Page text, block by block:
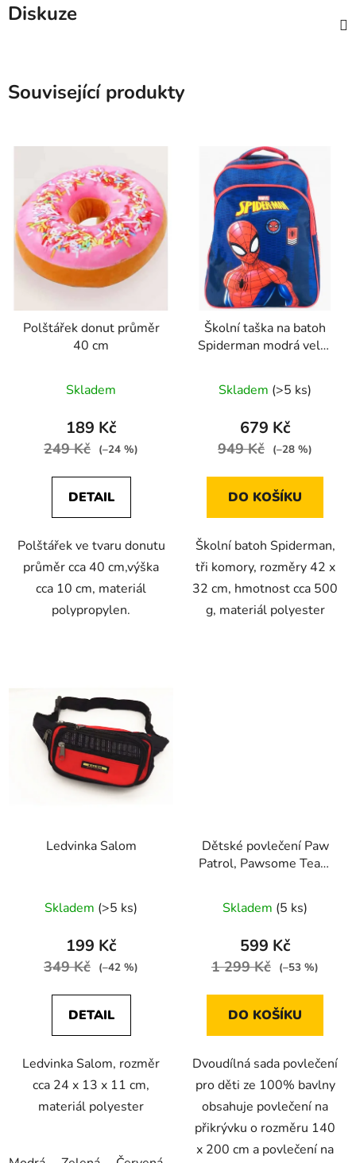
Diskuze
Související produkty
Polštářek donut průměr
40 cm
Skladem
189 Kč
249 Kč (–24 %)
DETAIL
Polštářek ve tvaru donutu
průměr cca 40 cm,výška
cca 10 cm, materiál
polypropylen.
Školní taška na batoh
Spiderman modrá velká
Skladem (>5 ks)
679 Kč
949 Kč (–28 %)
DO KOŠÍKU
Školní batoh Spiderman,
tři komory, rozměry 42 x
32 cm, hmotnost cca 500
g, materiál polyester
Ledvinka Salom
Skladem (>5 ks)
199 Kč
349 Kč (–42 %)
DETAIL
Ledvinka Salom, rozměr
cca 24 x 13 x 11 cm,
materiál polyester
Dětské povlečení Paw
Patrol, Pawsome Team
Skladem (5 ks)
599 Kč
1 299 Kč (–53 %)
DO KOŠÍKU
Dvoudílná sada povlečení
pro děti ze 100% bavlny
obsahuje povlečení na
přikrývku o rozměru 140
x 200 cm a povlečení na